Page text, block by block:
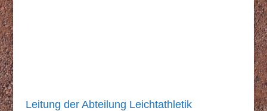
Leitung der Abteilung Leichtathletik